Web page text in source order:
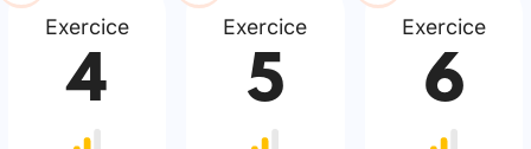
Exercice
4
Exercice
5
Exercice
6